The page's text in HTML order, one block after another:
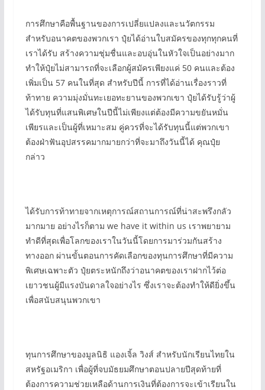
การศึกษาคือพื้นฐานของการเปลี่ยแปลงและนวัตกรรม
สำหรับอนาคตของพวกเรา ปุ๋ยได้อ่านใบสมัครของทุกทุกคนที่
เราได้รับ สร้างความชุ่มชื่นและอบอุ่นในหัวใจเป็นอย่างมาก
ทำให้ปุ๋ยไม่สามารถที่จะเลือกผู้สมัครเพียงแค่ 50 คนและต้อง
เพิ่มเป็น 57 คนในที่สุด สำหรับปีนี้ การที่ได้อ่านเรื่องราวที่
ท้าทาย ความมุ่งมั่นทะเยอทะยานของพวกเขา ปุ๋ยได้รับรู้ว่าผู้
ได้รับทุนที่แสนพิเศษในปีนี้ไม่เพียงแต่ต้องมีความขยันหมั่น
เพียรและเป็นผู้ที่เหมาะสม คู่ควรที่จะได้รับทุนนี้แต่พวกเขา
ต้องฝ่าฟันอุปสรรคมากมายกว่าที่จะมาถึงวันนี้ได้ คุณปุ๋ย
กล่าว
ได้รับการท้าทายจากเหตุการณ์สถานการณ์ที่น่าสะพรึงกลัว
มากมาย อย่างไรก็ตาม we have it within us เราพยายาม
ทำดีที่สุดเพื่อโลกของเราในวันนี้โดยการมาร่วมกันสร้าง
ทางออก ผ่านขั้นตอนการคัดเลือกของทุนการศึกษาที่มีความ
พิเศษเฉพาะตัว ปุ๋ยตระหนักถึงว่าอนาคตของเราฝากไว้ต่อ
เยาวชนผู้มีแรงบันดาลใจอย่างไร ซึ่งเราจะต้องทำให้ดียิ่งขึ้น
เพื่อสนับสนุนพวกเขา
ทุนการศึกษาของมูลนิธิ แองเจิ้ล วิงส์ สำหรับนักเรียนไทยใน
สหรัฐอเมริกา เพื่อผู้ที่จบมัธยมศึกษาตอนปลายปีสุดท้ายที่
ต้องการความช่วยเหลือด้านการเงินที่ต้องการจะเข้าเรียนใน